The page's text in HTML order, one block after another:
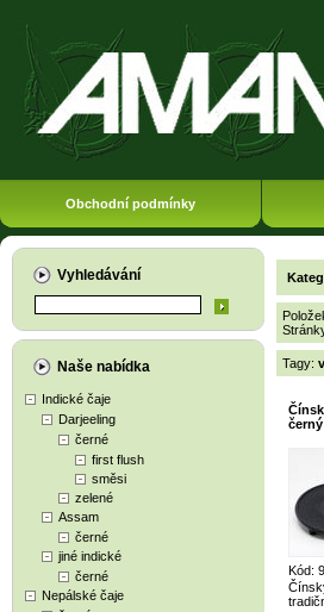
Obchodní podmínky
Vyhledávání
Naše nabídka
Indické čaje
Darjeeling
černé
first flush
směsi
zelené
Assam
černé
jiné indické
černé
Nepálské čaje
Tagy:
černý
Kód: